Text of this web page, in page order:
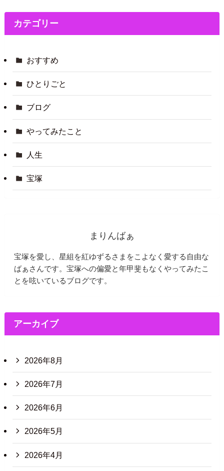
カテゴリー
おすすめ
ひとりごと
ブログ
やってみたこと
人生
宝塚
まりんばぁ
宝塚を愛し、星組を紅ゆずるさまをこよなく愛する自由な
ばぁさんです。宝塚への偏愛と年甲斐もなくやってみたこ
とを呟いているブログです。
アーカイブ
2026年8月
2026年7月
2026年6月
2026年5月
2026年4月